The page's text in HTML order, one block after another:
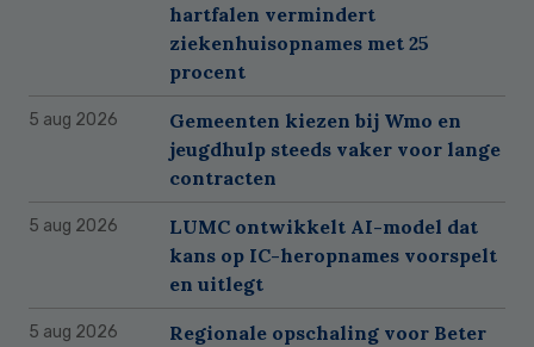
hartfalen vermindert
ziekenhuisopnames met 25
procent
5 aug 2026
Gemeenten kiezen bij Wmo en
jeugdhulp steeds vaker voor lange
contracten
5 aug 2026
LUMC ontwikkelt AI-model dat
kans op IC-heropnames voorspelt
en uitlegt
5 aug 2026
Regionale opschaling voor Beter